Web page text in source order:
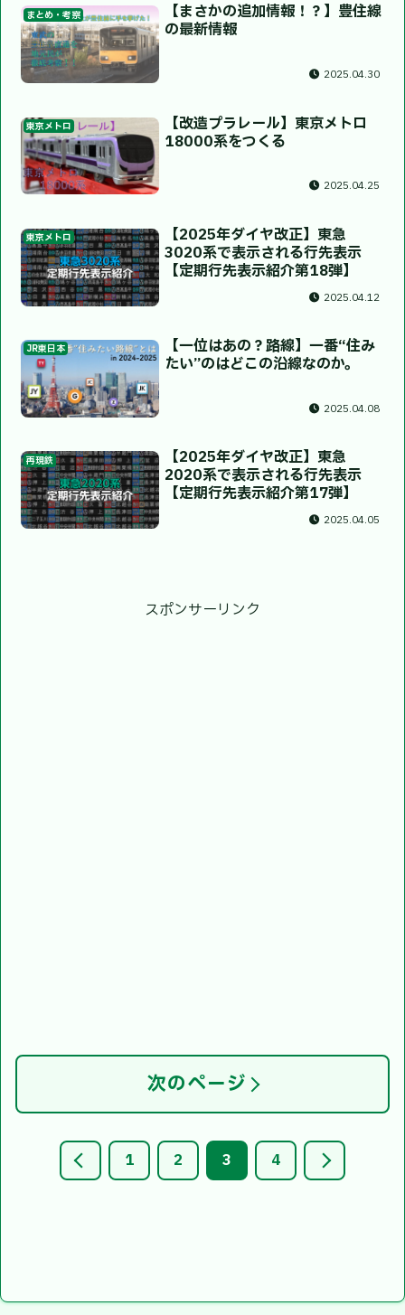
まとめ・考察
【まさかの追加情報！？】豊住線
の最新情報
2025.04.30
東京メトロ
【改造プラレール】東京メトロ
18000系をつくる
2025.04.25
東京メトロ
【2025年ダイヤ改正】東急
3020系で表示される行先表示
【定期行先表示紹介第18弾】
2025.04.12
JR東日本
【一位はあの？路線】一番“住み
たい”のはどこの沿線なのか。
2025.04.08
再現鉄
【2025年ダイヤ改正】東急
2020系で表示される行先表示
【定期行先表示紹介第17弾】
2025.04.05
スポンサーリンク
次のページ
前
1 2 3
4
次